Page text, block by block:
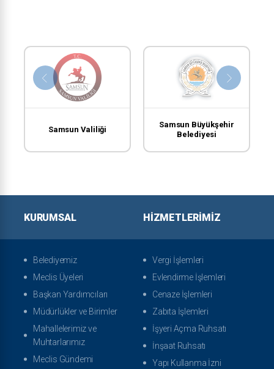
Samsun Valiliği
Samsun Büyükşehir
Belediyesi
KURUMSAL
Belediyemiz
Meclis Üyeleri
Başkan Yardımcıları
Müdürlükler ve Birimler
Mahallelerimiz ve
Muhtarlarımız
Meclis Gündemi
HIZMETLERIMIZ
Vergi İşlemleri
Evlendirme İşlemleri
Cenaze İşlemleri
Zabıta İşlemleri
İşyeri Açma Ruhsatı
İnşaat Ruhsatı
Yapı Kullanma İzni